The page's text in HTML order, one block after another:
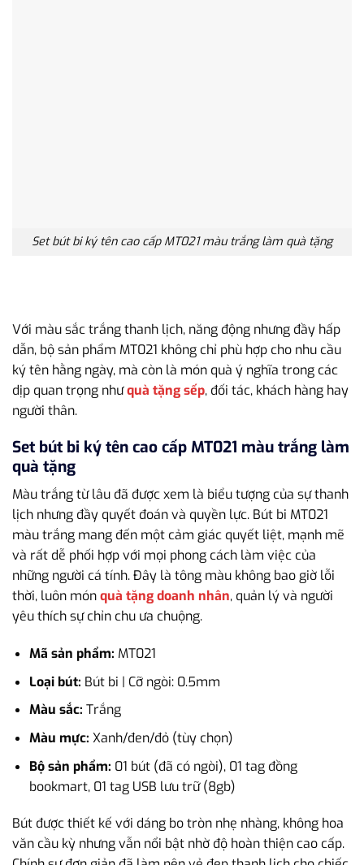
Set bút bi ký tên cao cấp MT021 màu trắng làm quà tặng
Với màu sắc trắng thanh lịch, năng động nhưng đầy hấp
dẫn, bộ sản phẩm MT021 không chỉ phù hợp cho nhu cầu
ký tên hằng ngày, mà còn là món quà ý nghĩa trong các
dịp quan trọng nhưquà tặng sếp, đối tác, khách hàng hay
người thân.
Set bút bi ký tên cao cấp MT021 màu trắng làm
quà tặng
Màu trắng từ lâu đã được xem là biểu tượng của sự thanh
lịch nhưng đầy quyết đoán và quyền lực. Bút bi MT021
màu trắng mang đến một cảm giác quyết liệt, mạnh mẽ
và rất dễ phối hợp với mọi phong cách làm việc của
những người cá tính. Đây là tông màu không bao giờ lỗi
thời, luôn mónquà tặng doanh nhân, quản lý và người
yêu thích sự chỉn chu ưa chuộng.
Mã sản phẩm: MT021
Loại bút: Bút bi | Cỡ ngòi: 0.5mm
Màu sắc: Trắng
Màu mực: Xanh/đen/đỏ (tùy chọn)
Bộ sản phẩm: 01 bút (đã có ngòi), 01 tag đồng
bookmart, 01 tag USB lưu trữ (8gb)
Bút được thiết kế với dáng bo tròn nhẹ nhàng, không hoa
văn cầu kỳ nhưng vẫn nổi bật nhờ độ hoàn thiện cao cấp.